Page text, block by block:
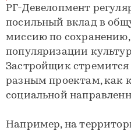
РГ-Девелопмент
посильный вклад в
миссию по
популяризации
Застройщик
разным проектам, как
социальной
Например, на